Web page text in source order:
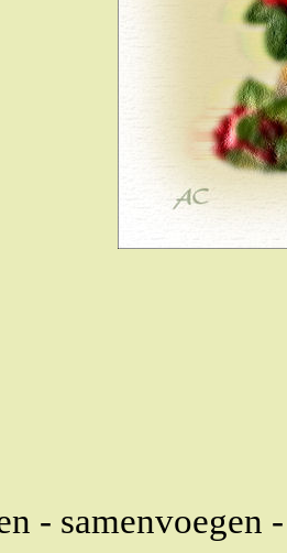
- samenvoegen